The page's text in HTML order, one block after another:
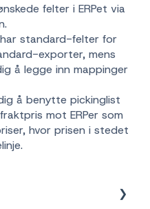
felter i ERPet via
har standard-felter for
exporter, mens
å legge inn mappinger
å benytte pickinglist
mot ERPer som
hvor prisen i stedet